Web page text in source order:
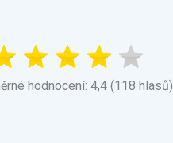
hodnocení: 4,4 (118 hlasů)